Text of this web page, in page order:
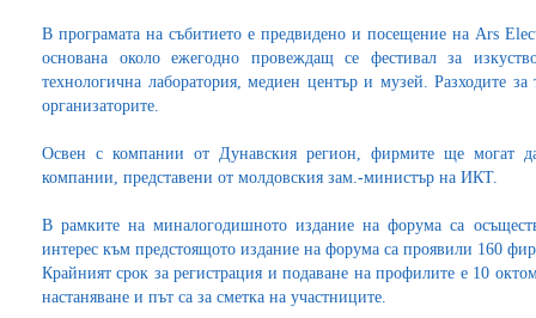
В програмата на събитието е предвидено и посещение на Ars
основана около ежегодно провеждащ се фестивал за
технологична лаборатория, медиен център и музей. Разходите
организаторите.
Освен с компании от Дунавския регион, фирмите ще могат
компании, представени от молдовския зам.-министър на ИКТ.
В рамките на миналогодишното издание на форума са
интерес към предстоящото издание на форума са проявили 160
Крайният срок за регистрация и подаване на профилите е 10
настаняване и път са за сметка на участниците.